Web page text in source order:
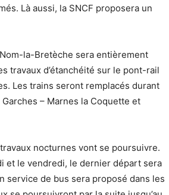
Là aussi, la SNCF proposera un
la-Bretèche sera entièrement
travaux d’étanchéité sur le pont-rail
Les trains seront remplacés durant
– Marnes la Coquette et
nocturnes vont se poursuivre.
et le vendredi, le dernier départ sera
service de bus sera proposé dans les